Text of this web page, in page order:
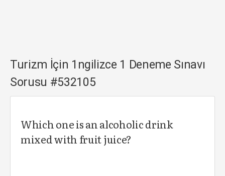
Turizm İçin 1ngilizce 1 Deneme Sınavı
Sorusu #532105
Which one is an alcoholic drink
mixed with fruit juice?